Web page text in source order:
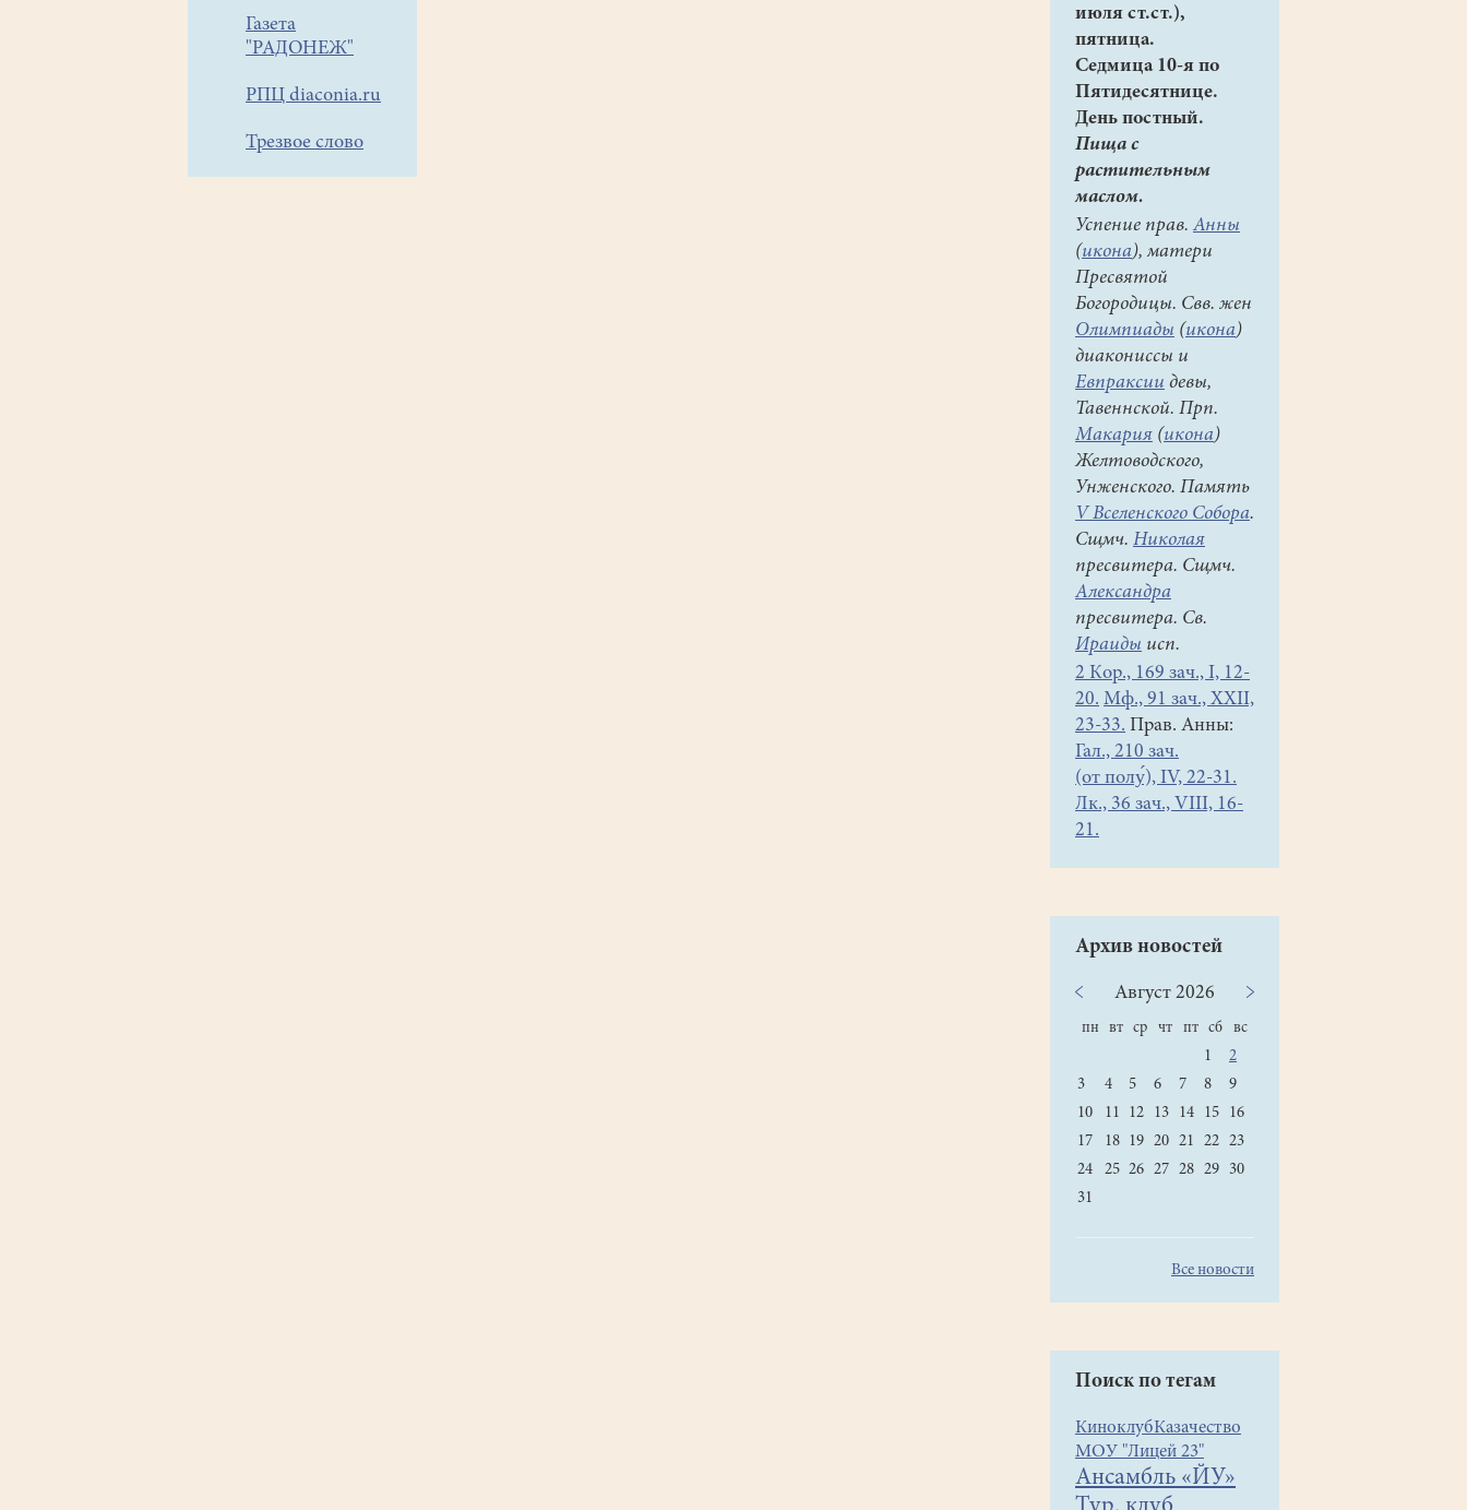
Газета
"РАДОНЕЖ"
РПЦ diaconia.ru
Трезвое слово
июля ст.ст.),
пятница.
Седмица 10-я по
Пятидесятнице.
День постный.
Пища с
растительным
маслом.
Успение прав. Анны
(икона), матери
Пресвятой
Богородицы. Свв. жен
Олимпиады (икона)
диакониссы и
Евпраксии девы,
Тавеннской. Прп.
Макария (икона)
Желтоводского,
Унженского. Память
V Вселенского Собора.
Сщмч. Николая
пресвитера. Сщмч.
Александра
пресвитера. Св.
Ираиды исп.
2 Кор., 169 зач., I, 12-
20. Мф., 91 зач., XXII,
23-33. Прав. Анны:
Гал., 210 зач.
(от полу́), IV, 22-31.
Лк., 36 зач., VIII, 16-
21.
Архив новостей
Август 2026
пн вт ср чт пт сб вс
1
2
3
4 5 6 7 8
9
10
11 12 13 14 15
16
17
18 19 20 21 22 23
24
25 26 27 28 29
30
31
Все новости
Поиск по тегам
КиноклубКазачество
МОУ "Лицей 23"
Ансамбль «ЙУ»